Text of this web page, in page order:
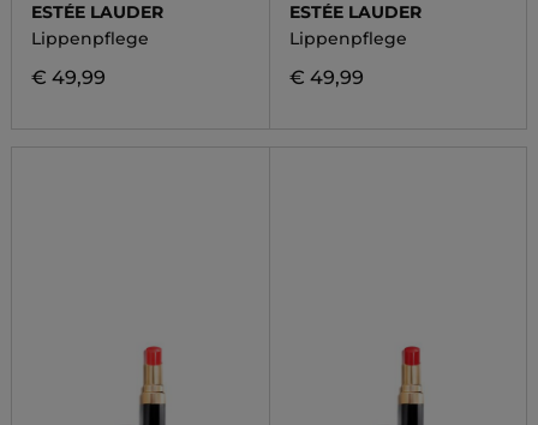
ESTÉE LAUDER
Lippenpflege
€ 49,99
ESTÉE LAUDER
Lippenpflege
€ 49,99